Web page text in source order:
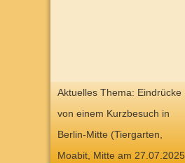
Aktuelles Thema: Eindrücke
von einem Kurzbesuch in
Berlin-Mitte (Tiergarten,
Moabit, Mitte am 27.07.2025